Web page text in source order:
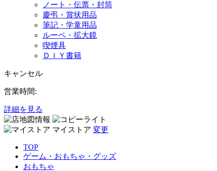
ノート・伝票・封筒
慶弔・賞状用品
筆記・学童用品
ルーペ・拡大鏡
喫煙具
ＤＩＹ書籍
キャンセル
営業時間:
詳細を見る
マイストア 変更
TOP
ゲーム・おもちゃ・グッズ
おもちゃ